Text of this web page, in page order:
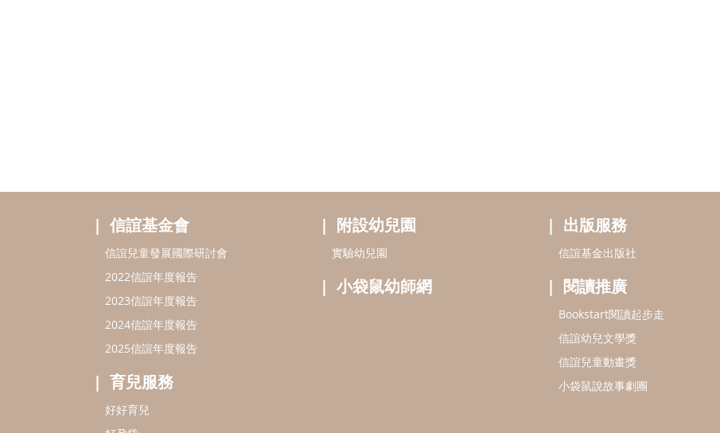
信誼基金會
信誼兒童發展國際研討會
2022信誼年度報告
2023信誼年度報告
2024信誼年度報告
2025信誼年度報告
育兒服務
好好育兒
附設幼兒園
實驗幼兒園
小袋鼠幼師網
出版服務
信誼基金出版社
閱讀推廣
Bookstart閱讀起步走
信誼幼兒文學獎
信誼兒童動畫獎
小袋鼠說故事劇團